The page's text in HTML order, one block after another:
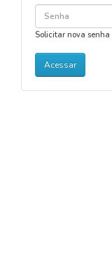
Solicitar nova senha